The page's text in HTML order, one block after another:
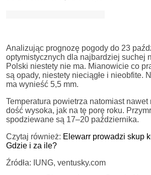
Analizując prognozę pogody do 23
optymistycznych dla najbardziej suchej
Polski niestety nie ma. Mianowicie co
są opady, niestety nieciągłe i nieobfite.
ma wynieść 5,5 mm.
Temperatura powietrza natomiast
dość wysoka, jak na tę porę roku.
spodziewane są 17–20 października.
Czytaj również: Elewarr prowadzi skup
Gdzie i za ile?
Źródła: IUNG, ventusky.com